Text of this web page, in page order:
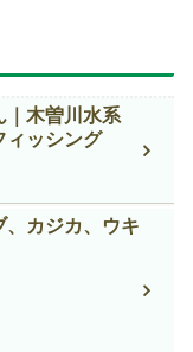
｜木曽川水系
ィッシング
、カジカ、ウキ